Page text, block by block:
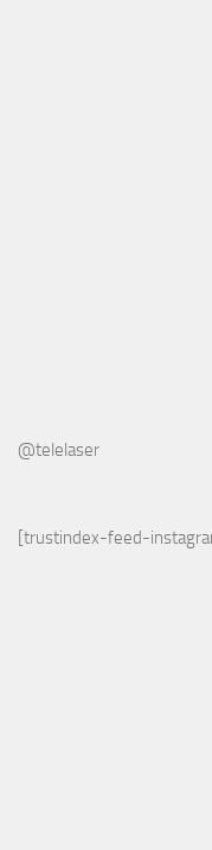
@telelaser
[trustindex-feed-